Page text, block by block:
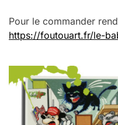
Pour le commander
https://foutouart.fr/le-